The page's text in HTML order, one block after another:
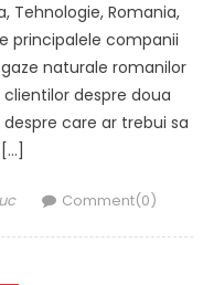
Tehnologie, Romania,
principalele companii
naturale romanilor
despre doua
care ar trebui sa
Comment(0)